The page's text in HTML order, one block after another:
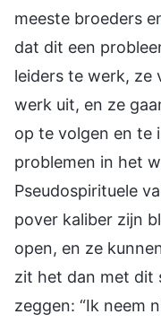
meeste broeders
dat dit een
leiders te werk, ze
werk uit, en ze
op te volgen en te
problemen in het
Pseudospirituele
pover kaliber zijn
open, en ze
zit het dan met dit
zeggen: “Ik neem